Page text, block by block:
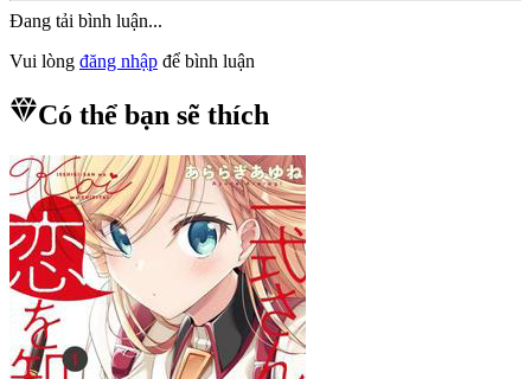
Đang tải bình luận...
Vui lòng đăng nhập để bình luận
Có thể bạn sẽ thích